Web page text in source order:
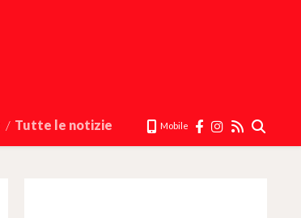
Tutte le notizie Mobile